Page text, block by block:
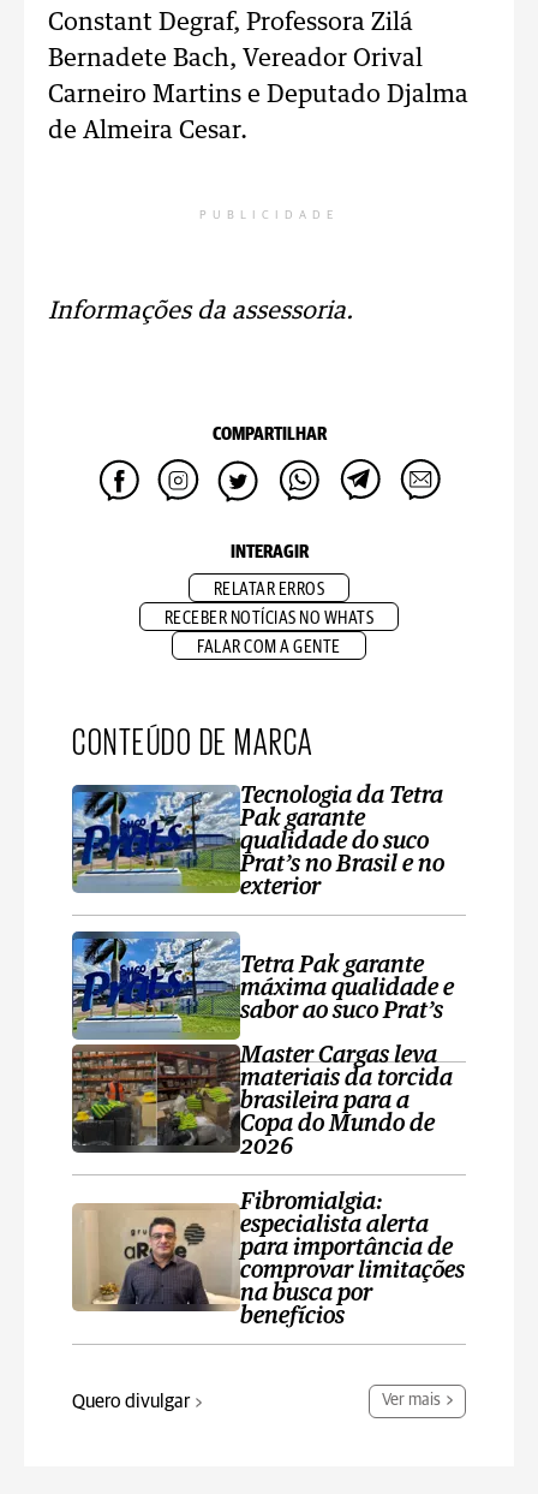
Constant Degraf, Professora Zilá
Bernadete Bach, Vereador Orival
Carneiro Martins e Deputado Djalma
de Almeira Cesar.
PUBLICIDADE
Informações da assessoria.
COMPARTILHAR
INTERAGIR
RELATAR ERROS
RECEBER NOTÍCIAS NO WHATS
FALAR COM A GENTE
CONTEÚDO DE MARCA
Tecnologia da Tetra
Pak garante
qualidade do suco
Prat’s no Brasil e no
exterior
Tetra Pak garante
máxima qualidade e
sabor ao suco Prat’s
Master Cargas leva
materiais da torcida
brasileira para a
Copa do Mundo de
2026
Fibromialgia:
especialista alerta
para importância de
comprovar limitações
na busca por
benefícios
Quero divulgar Ver mais